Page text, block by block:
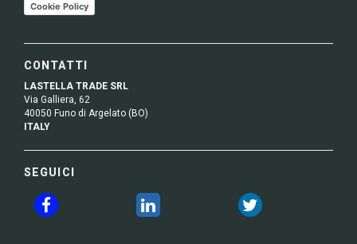
Cookie Policy
CONTATTI
LASTELLA TRADE SRL
Via Galliera, 62
40050 Funo di Argelato (BO)
ITALY
SEGUICI